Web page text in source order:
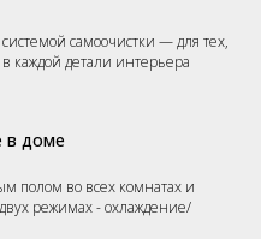
самоочистки — для тех,
каждой детали интерьера
в доме
полом во всех комнатах и
режимах - охлаждение/